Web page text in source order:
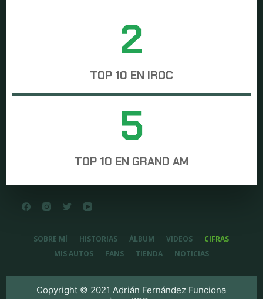
3
TOP 10 EN IROC
6
TOP 10 EN GRAND AM
SOBRE MÍ HISTORIAS ÁLBUM VIDEOS
CIFRAS
MIS AUTOS
FANS TIENDA NOTICIAS
Copyright © 2021 Adrián Fernández Funciona